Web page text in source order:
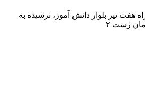
– چهار راه هفت تیر بلوار دانش آموز، نرسیده به
ژست ۲